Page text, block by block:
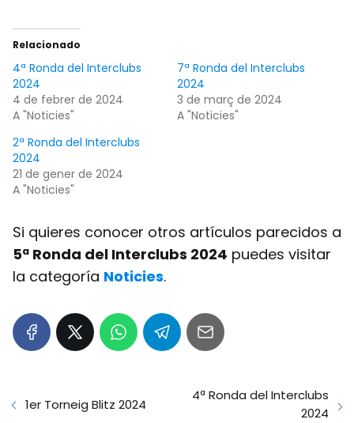
Relacionado
4ª Ronda del Interclubs
2024
4 de febrer de 2024
A "Noticies"
7ª Ronda del Interclubs
2024
3 de març de 2024
A "Noticies"
2ª Ronda del Interclubs
2024
21 de gener de 2024
A "Noticies"
Si quieres conocer otros artículos parecidos a
5ª Ronda del Interclubs 2024 puedes visitar
la categoría Noticies.
1er Torneig Blitz 2024
4ª Ronda del Interclubs
2024